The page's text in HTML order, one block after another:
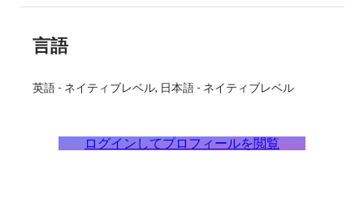
言語
英語 - ネイティブレベル 日本語 - ネイティブレベル
ログインしてプロフィールを閲覧